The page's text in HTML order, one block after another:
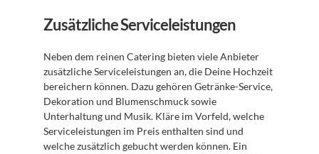
Zusätzliche Serviceleistungen
Neben dem reinen Catering bieten viele Anbieter
zusätzliche Serviceleistungen an, die Deine Hochzeit
bereichern können. Dazu gehören Getränke-Service,
Dekoration und Blumenschmuck sowie
Unterhaltung und Musik. Kläre im Vorfeld, welche
Serviceleistungen im Preis enthalten sind und
welche zusätzlich gebucht werden können. Ein